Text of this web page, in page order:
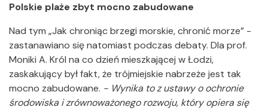
Polskie plaże zbyt mocno zabudowane
Nad tym „Jak chroniąc brzegi morskie, chronić morze” -
zastanawiano się natomiast podczas debaty. Dla prof.
Moniki A. Król na co dzień mieszkającej w Łodzi,
zaskakujący był fakt, że trójmiejskie nabrzeże jest tak
mocno zabudowane. - Wynika to z ustawy o ochronie
środowiska i zrównoważonego rozwoju, który opiera się